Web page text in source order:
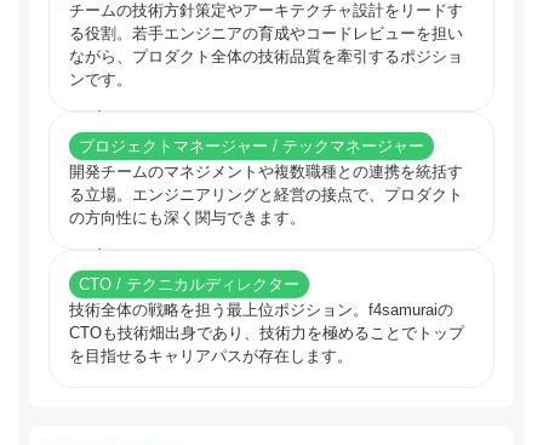
チームの技術方針策定やアーキテクチャ設計をリードす
る役割。若手エンジニアの育成やコードレビューを担い
ながら、プロダクト全体の技術品質を牽引するポジショ
ンです。
プロジェクトマネージャー / テックマネージャー
開発チームのマネジメントや複数職種との連携を統括す
る立場。エンジニアリングと経営の接点で、プロダクト
の方向性にも深く関与できます。
CTO / テクニカルディレクター
技術全体の戦略を担う最上位ポジション。f4samuraiの
CTOも技術畑出身であり、技術力を極めることでトップ
を目指せるキャリアパスが存在します。